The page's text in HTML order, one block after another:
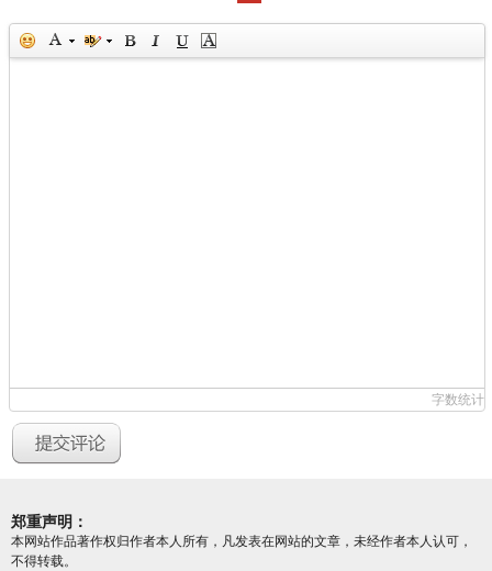
字数统计
郑重声明：
本网站作品著作权归作者本人所有，凡发表在网站的文章，未经作者本人认可，
不得转载。